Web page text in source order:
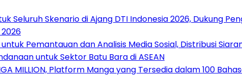
Seluruh Skenario di Ajang DTI Indonesia 2026, Dukung
Pemantauan dan Analisis Media Sosial, Distribusi
untuk Sektor Batu Bara di ASEAN
MILLION, Platform Manga yang Tersedia dalam 100